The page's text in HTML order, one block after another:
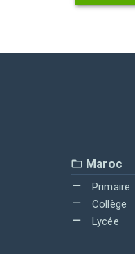
Maroc
Primaire
Collège
Lycée